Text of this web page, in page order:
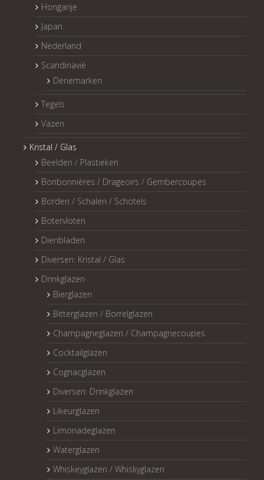
Hongarije
Japan
Nederland
Scandinavië
Denemarken
Tegels
Vazen
Kristal / Glas
Beelden / Plastieken
Bonbonnières / Drageoirs / Gembercoupes
Borden / Schalen / Schotels
Botervloten
Dienbladen
Diversen: Kristal / Glas
Drinkglazen
Bierglazen
Bitterglazen / Borrelglazen
Champagneglazen / Champagnecoupes
Cocktailglazen
Cognacglazen
Diversen: Drinkglazen
Likeurglazen
Limonadeglazen
Waterglazen
Whiskeyglazen / Whiskyglazen